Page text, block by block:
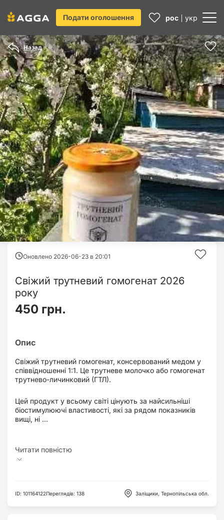
Подати оголошення рос укр
Назад
Оновлено 2026-06-23 в 20:01
Свіжий трутневий гомогенат 2026
року
450 грн.
Свіжий трутневий гомогенат, консервований медом у
співвідношенні 1:1. Це трутневе молочко або гомогенат
трутнево-личинковий (ГТЛ).
Цей продукт у всьому світі цінують за найсильніші
біостимулюючі властивості, які за рядом показників
вищі, ні ...
ID: 101164122Переглядів: 138 Заліщики, Тернопільська обл.